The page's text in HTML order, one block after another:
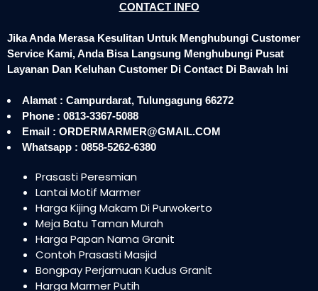
CONTACT INFO
Jika Anda Merasa Kesulitan Untuk Menghubungi Customer
Service Kami, Anda Bisa Langsung Menghubungi Pusat
Layanan Dan Keluhan Customer Di Contact Di Bawah Ini
Alamat : Campurdarat, Tulungagung 66272
Phone : 0813-3367-5088
Email : ORDERMARMER@GMAIL.COM
Whatsapp : 0858-5262-6380
Prasasti Peresmian
Lantai Motif Marmer
Harga Kijing Makam Di Purwokerto
Meja Batu Taman Murah
Harga Papan Nama Granit
Contoh Prasasti Masjid
Bongpay Perjamuan Kudus Granit
Harga Marmer Putih